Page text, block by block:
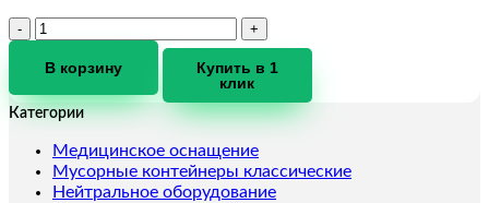
Количество
Лента
для
100
мм
15000
В корзину
Купить в 1
клик
Категории
Медицинское оснащение
Мусорные контейнеры классические
Нейтральное оборудование